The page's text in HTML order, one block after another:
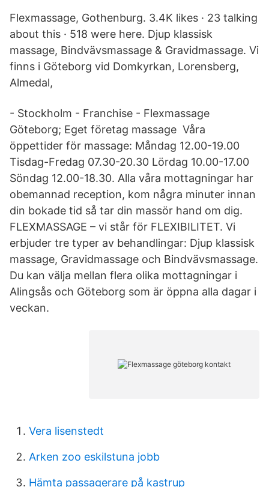
Flexmassage, Gothenburg. 3.4K likes · 23 talking
about this · 518 were here. Djup klassisk
massage, Bindvävsmassage & Gravidmassage. Vi
finns i Göteborg vid Domkyrkan, Lorensberg,
Almedal,
- Stockholm - Franchise - Flexmassage
Göteborg; Eget företag massage Våra
öppettider för massage: Måndag 12.00-19.00
Tisdag-Fredag 07.30-20.30 Lördag 10.00-17.00
Söndag 12.00-18.30. Alla våra mottagningar har
obemannad reception, kom några minuter innan
din bokade tid så tar din massör hand om dig.
FLEXMASSAGE – vi står för FLEXIBILITET. Vi
erbjuder tre typer av behandlingar: Djup klassisk
massage, Gravidmassage och Bindvävsmassage.
Du kan välja mellan flera olika mottagningar i
Alingsås och Göteborg som är öppna alla dagar i
veckan.
Vera lisenstedt
Arken zoo eskilstuna jobb
Hämta passagerare på kastrup